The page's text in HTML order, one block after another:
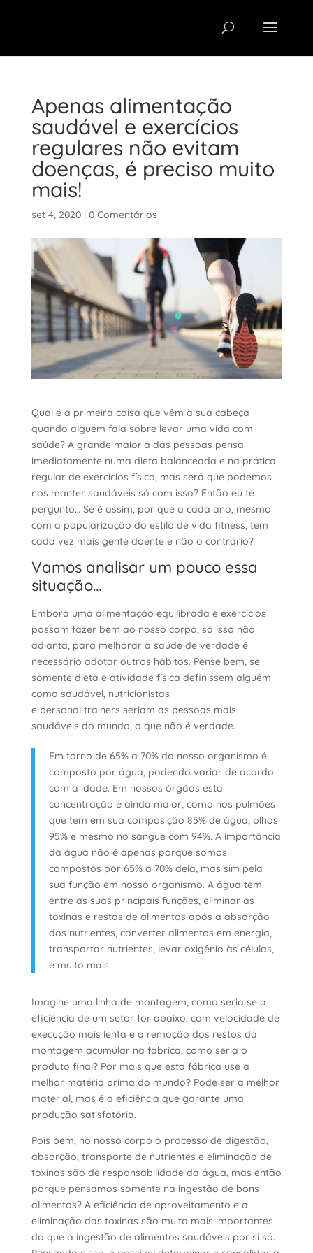
Apenas alimentação
saudável e exercícios
regulares não evitam
doenças, é preciso muito
mais!
set 4, 2020| 0 Comentários
Qual é a primeira coisa que vêm à sua cabeça
quando alguém fala sobre levar uma vida com
saúde? A grande maioria das pessoas pensa
imediatamente numa dieta balanceada e na prática
regular de exercícios físico, mas será que podemos
nos manter saudáveis só com isso? Então eu te
pergunto… Se é assim, por que a cada ano, mesmo
com a popularização do estilo de vida fitness, tem
cada vez mais gente doente e não o contrário?
Vamos analisar um pouco essa
situação…
Embora uma alimentação equilibrada e exercícios
possam fazer bem ao nosso corpo, só isso não
adianta, para melhorar a saúde de verdade é
necessário adotar outros hábitos. Pense bem, se
somente dieta e atividade física definissem alguém
como saudável, nutricionistas
e personal trainers seriam as pessoas mais
saudáveis do mundo, o que não é verdade.
Em torno de 65% a 70% do nosso organismo é
composto por água, podendo variar de acordo
com a idade. Em nossos órgãos esta
concentração é ainda maior, como nos pulmões
que tem em sua composição 85% de água, olhos
95% e mesmo no sangue com 94%. A importância
da água não é apenas porque somos
compostos por 65% a 70% dela, mas sim pela
sua função em nosso organismo. A água tem
entre as suas principais funções, eliminar as
toxinas e restos de alimentos após a absorção
dos nutrientes, converter alimentos em energia,
transportar nutrientes, levar oxigênio às células,
e muito mais.
Imagine uma linha de montagem, como seria se a
eficiência de um setor for abaixo, com velocidade de
execução mais lenta e a remoção dos restos da
montagem acumular na fábrica, como seria o
produto final? Por mais que esta fábrica use a
melhor matéria prima do mundo? Pode ser a melhor
material, mas é a eficiência que garante uma
produção satisfatória.
Pois bem, no nosso corpo o processo de digestão,
absorção, transporte de nutrientes e eliminação de
toxinas são de responsabilidade da água, mas então
porque pensamos somente na ingestão de bons
alimentos? A eficiência de aproveitamento e a
eliminação das toxinas são muito mais importantes
do que a ingestão de alimentos saudáveis por si só.